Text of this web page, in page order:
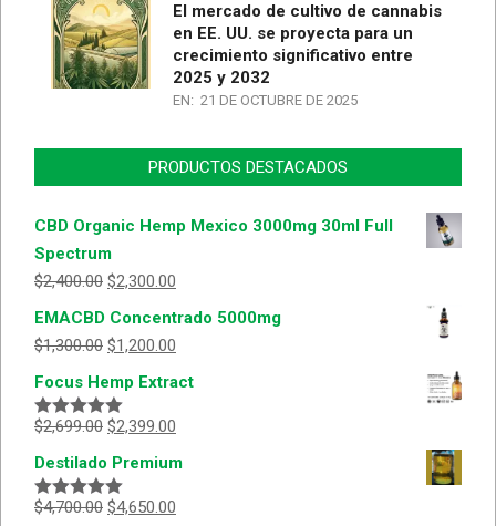
El mercado de cultivo de cannabis
en EE. UU. se proyecta para un
crecimiento significativo entre
2025 y 2032
EN: 21 DE OCTUBRE DE 2025
PRODUCTOS DESTACADOS
CBD Organic Hemp Mexico 3000mg 30ml Full
Spectrum
$2,400.00 $2,300.00
EMACBD Concentrado 5000mg
$1,300.00 $1,200.00
Focus Hemp Extract
Valorado
5
$2,699.00 $2,399.00
Destilado Premium
Valorado
$4,700.00 $4,650.00